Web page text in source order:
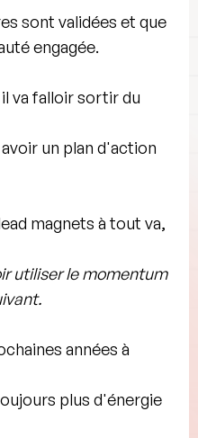
sont validées et que
engagée.
va falloir sortir du
un plan d'action
magnets à tout va,
utiliser le momentum
années à
plus d'énergie